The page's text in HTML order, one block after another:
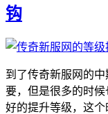
钩
到了传奇新服网的
要，但是很多的时
好的提升等级，这